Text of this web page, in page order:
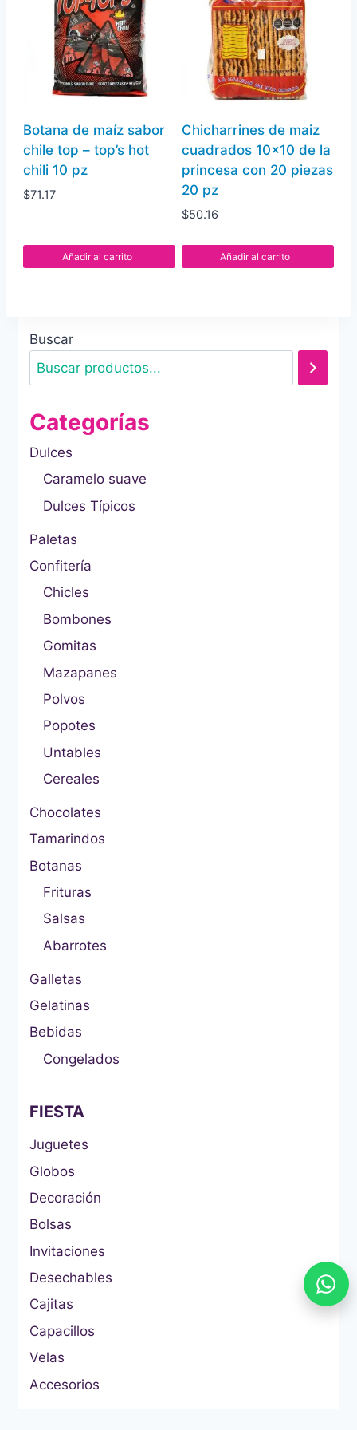
Botana de maíz sabor
chile top – top’s hot
chili 10 pz
$71.17
Añadir al carrito
Chicharrines de maiz
cuadrados 10×10 de la
princesa con 20 piezas
20 pz
$50.16
Añadir al carrito
Buscar
Categorías
Dulces
Caramelo suave
Dulces Típicos
Paletas
Confitería
Chicles
Bombones
Gomitas
Mazapanes
Polvos
Popotes
Untables
Cereales
Chocolates
Tamarindos
Botanas
Frituras
Salsas
Abarrotes
Galletas
Gelatinas
Bebidas
Congelados
FIESTA
Juguetes
Globos
Decoración
Bolsas
Invitaciones
Desechables
Cajitas
Capacillos
Velas
Accesorios